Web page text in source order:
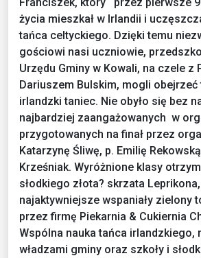
życia mieszkał w Irlandii i
tańca celtyckiego. Dzięki temu
gościowi nasi uczniowie,
Urzędu Gminy w Kowali, na czele z
Dariuszem Bulskim, mogli obejrzeć
irlandzki taniec. Nie obyło się bez
najbardziej zaangażowanych w
przygotowanych na finał przez
Katarzynę Śliwę, p. Emilię
Krześniak. Wyróżnione klasy
słodkiego złota? skrzata
najaktywniejsze wspaniały zielony
przez firmę Piekarnia & Cukiernia
Wspólna nauka tańca irlandzkiego,
władzami gminy oraz szkoły i